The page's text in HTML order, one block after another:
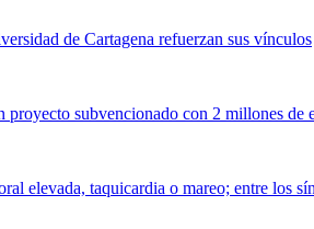
de Cartagena refuerzan sus vínculos
subvencionado con 2 millones de
elevada, taquicardia o mareo; entre los